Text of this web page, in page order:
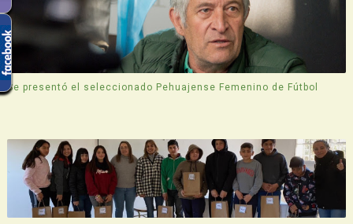
Se presentó el seleccionado Pehuajense Femenino de Fútbol